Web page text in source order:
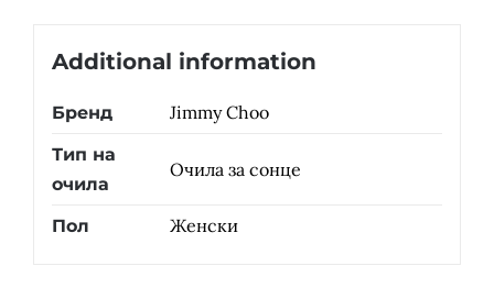
Additional information
Бренд Jimmy Choo
Тип на
очила
Очила за сонце
Пол Женски